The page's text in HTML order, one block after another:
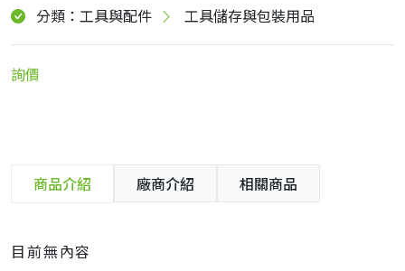
分類：工具與配件 工具儲存與包裝用品
詢價
商品介紹 廠商介紹 相關商品
目前無內容